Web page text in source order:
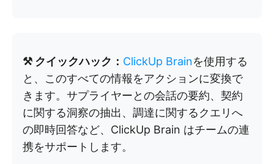
⚒️ クイックハック： ClickUp Brainを使用する
と、このすべての情報をアクションに変換で
きます。サプライヤーとの会話の要約、契約
に関する洞察の抽出、調達に関するクエリへ
の即時回答など、ClickUp Brain はチームの連
携をサポートします。